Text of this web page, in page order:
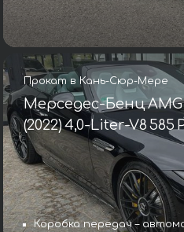
Прокат в Кань-Сюр-Мере
Мерседес-Бенц AMG
(2022) 4,0-Liter-V8 585
Коробка передач –